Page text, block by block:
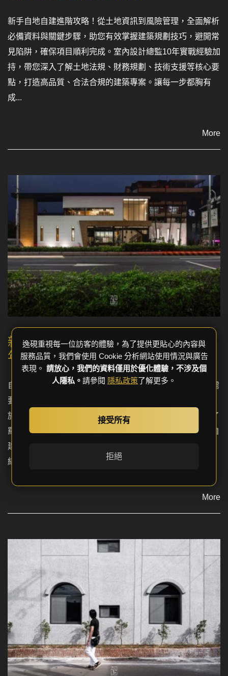
新手自地自建進階攻略！從土地資訊到風險管理，全面解析
必備資料與關鍵步驟，助您有效掌握建築規劃技巧，避開常
見陷阱，確保項目順利完成。室內設計總監10年實戰經驗加
持，帶您深入了解土地法規、財務規劃、技術支援等核心要
點，打造高品質、合法合規的建築專案。讓每一步都胸有
成...
More
新手自地自建心法！室內設計總監的10
年裝潢秘技全揭密!
自地自建，是打造夢想居所的最佳方式，但同時也是一項需
要經驗、專業知識和細緻規劃的重大工程。從選地到設計、
施工，每一步都環環相扣，影響最終成果。本篇內容融合了
羅德智和陳佳儒兩位室內設計師多年經驗針對剛接觸自地自
建的屋主與地主，深入淺出地解析過程中的關鍵步驟，並
結...
More
逸硯重視每一位訪客的體驗，為了提供更貼心的內容與
服務品質，我們會使用 Cookie 分析網站使用情況與廣告
表現。 請放心，我們的資料僅用於優化體驗，不涉及個
人隱私。 請參閱 隱私政策了解更多。
接受所有
拒絕